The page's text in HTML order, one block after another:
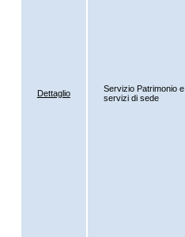
Dettaglio
Servizio Patrimonio e
servizi di sede